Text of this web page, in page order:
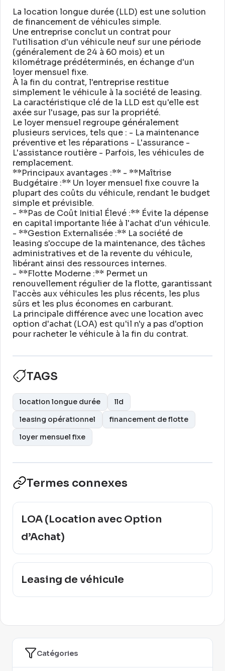
Catégories
La location longue durée (LLD) est une solution
de financement de véhicules simple.
Une entreprise conclut un contrat pour
l'utilisation d'un véhicule neuf sur une période
(généralement de 24 à 60 mois) et un
kilométrage prédéterminés, en échange d'un
loyer mensuel fixe.
À la fin du contrat, l'entreprise restitue
simplement le véhicule à la société de leasing.
La caractéristique clé de la LLD est qu'elle est
axée sur l'usage, pas sur la propriété.
Le loyer mensuel regroupe généralement
plusieurs services, tels que : - La maintenance
préventive et les réparations - L'assurance -
L'assistance routière - Parfois, les véhicules de
remplacement.
**Principaux avantages :** - **Maîtrise
Budgétaire :** Un loyer mensuel fixe couvre la
plupart des coûts du véhicule, rendant le budget
simple et prévisible.
- **Pas de Coût Initial Élevé :** Évite la dépense
en capital importante liée à l'achat d'un véhicule.
- **Gestion Externalisée :** La société de
leasing s'occupe de la maintenance, des tâches
administratives et de la revente du véhicule,
libérant ainsi des ressources internes.
- **Flotte Moderne :** Permet un
renouvellement régulier de la flotte, garantissant
l'accès aux véhicules les plus récents, les plus
sûrs et les plus économes en carburant.
La principale différence avec une location avec
option d'achat (LOA) est qu'il n'y a pas d'option
pour racheter le véhicule à la fin du contrat.
TAGS
location longue durée
lld
leasing opérationnel
financement de flotte
loyer mensuel fixe
Termes connexes
LOA (Location avec Option
d’Achat)
Leasing de véhicule